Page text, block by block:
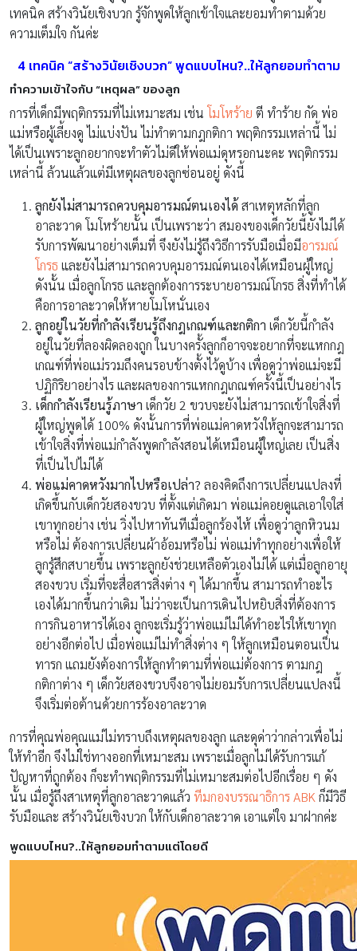
เทคนิค สร้างวินัยเชิงบวก รู้จักพูดให้ลูกเข้าใจและยอมทำตามด้วย
ความเต็มใจ กันค่ะ
4 เทคนิค “สร้างวินัยเชิงบวก” พูดแบบไหน?..ให้ลูกยอมทำตาม
ทำความเข้าใจกับ “เหตุผล” ของลูก
การที่เด็กมีพฤติกรรมที่ไม่เหมาะสม เช่น โมโหร้าย ตี ทำร้าย กัด พ่อ
แม่หรือผู้เลี้ยงดู ไม่แบ่งปัน ไม่ทำตามกฎกติกา พฤติกรรมเหล่านี้ ไม่
ได้เป็นเพราะลูกอยากจะทำตัวไม่ดีให้พ่อแม่ดุหรอกนะคะ พฤติกรรม
เหล่านี้ ล้วนแล้วแต่มีเหตุผลของลูกซ่อนอยู่ ดังนี้
ลูกยังไม่สามารถควบคุมอารมณ์ตนเองได้สาเหตุหลักที่ลูก
อาละวาด โมโหร้ายนั้น เป็นเพราะว่า สมองของเด็กวัยนี้ยังไม่ได้
รับการพัฒนาอย่างเต็มที่ จึงยังไม่รู้ถึงวิธีการรับมือเมื่อมีอารมณ์
โกรธและยังไม่สามารถควบคุมอารมณ์ตนเองได้เหมือนผู้ใหญ่
ดังนั้น เมื่อลูกโกรธ และลูกต้องการระบายอารมณ์โกรธ สิ่งที่ทำได้
คือการอาละวาดให้หายโมโหนั่นเอง
ลูกอยู่ในวัยที่กำลังเรียนรู้ถึงกฎเกณฑ์และกติกา เด็กวัยนี้กำลัง
อยู่ในวัยที่ลองผิดลองถูก ในบางครั้งลูกก็อาจจะอยากที่จะแหกกฎ
เกณฑ์ที่พ่อแม่รวมถึงคนรอบข้างตั้งไว้ดูบ้าง เพื่อดูว่าพ่อแม่จะมี
ปฏิกิริยาอย่างไร และผลของการแหกกฎเกณฑ์ครั้งนี้เป็นอย่างไร
เด็กกำลังเรียนรู้ภาษา เด็กวัย 2 ขวบจะยังไม่สามารถเข้าใจสิ่งที่
ผู้ใหญ่พูดได้ 100% ดังนั้นการที่พ่อแม่คาดหวังให้ลูกจะสามารถ
เข้าใจสิ่งที่พ่อแม่กำลังพูดกำลังสอนได้เหมือนผู้ใหญ่เลย เป็นสิ่ง
ที่เป็นไปไม่ได้
พ่อแม่คาดหวังมากไปหรือเปล่า? ลอง​คิด​ถึง​การ​เปลี่ยน​แปลง​ที่​
เกิด​ขึ้น​กับ​เด็ก​วัย​สอง​ขวบ ที่ตั้ง​แต่​เกิด​มา พ่อ​แม่​คอย​ดู​แล​เอา​ใจ​ใส่​
เขา​ทุก​อย่าง ​เช่น วิ่งไปหาทันทีเมื่อลูกร้องไห้ เพื่อดูว่าลูกหิวนม
หรือไม่ ต้องการเปลี่ยนผ้าอ้อมหรือไม่ พ่อ​แม่​ทำ​ทุก​อย่าง​เพื่อ​ให้​
ลูก​รู้สึก​สบาย​ขึ้น ​เพราะ​ลูก​​ยัง​ช่วยเหลือ​ตัว​เอง​ไม่​ได้ แต่เมื่อลูกอายุ
สอง​ขวบ เริ่มที่จะสื่อสารสิ่งต่าง ๆ ได้มากขึ้น สามารถทำอะไร
เองได้มากขึ้นกว่าเดิม ไม่ว่าจะเป็นการเดินไปหยิบสิ่งที่ต้องการ
การกินอาหารได้เอง ลูกจะ​เริ่ม​รู้​ว่า​พ่อ​แม่​ไม่​ได้​ทำ​อะไร​ให้​เขา​ทุก​
อย่าง​อีก​ต่อ​ไป เมื่อพ่อแม่ไม่ทำสิ่งต่าง ๆ ​ให้​ลูกเหมือนตอนเป็น
ทารก แถมยังต้องการให้ลูกทำ​ตาม​ที่​พ่อ​แม่ต้องการ ตามกฎ
กติกาต่าง ๆ ​เด็ก​วัย​สอง​ขวบ​จึงอาจ​ไม่​ยอม​รับ​การ​เปลี่ยน​แปลงนี้
จึง​เริ่ม​ต่อต้าน​ด้วย​การ​ร้อง​อาละวาด
การที่คุณพ่อคุณแม่ไม่ทราบถึงเหตุผลของลูก และดุด่าว่ากล่าวเพื่อไม่
ให้ทำอีก จึงไม่ใช่ทางออกที่เหมาะสม เพราะเมื่อลูกไม่ได้รับการแก้
ปัญหาที่ถูกต้อง ก็จะทำพฤติกรรมที่ไม่เหมาะสมต่อไปอีกเรื่อย ๆ ดัง
นั้น เมื่อรู้ถึงสาเหตุที่ลูกอาละวาดแล้ว ทีมกองบรรณาธิการ ABK ก็มีวิธี
รับมือและ สร้างวินัยเชิงบวก ให้กับเด็กอาละวาด เอาแต่ใจ มาฝากค่ะ
พูดแบบไหน?..ให้ลูกยอมทำตามแต่โดยดี